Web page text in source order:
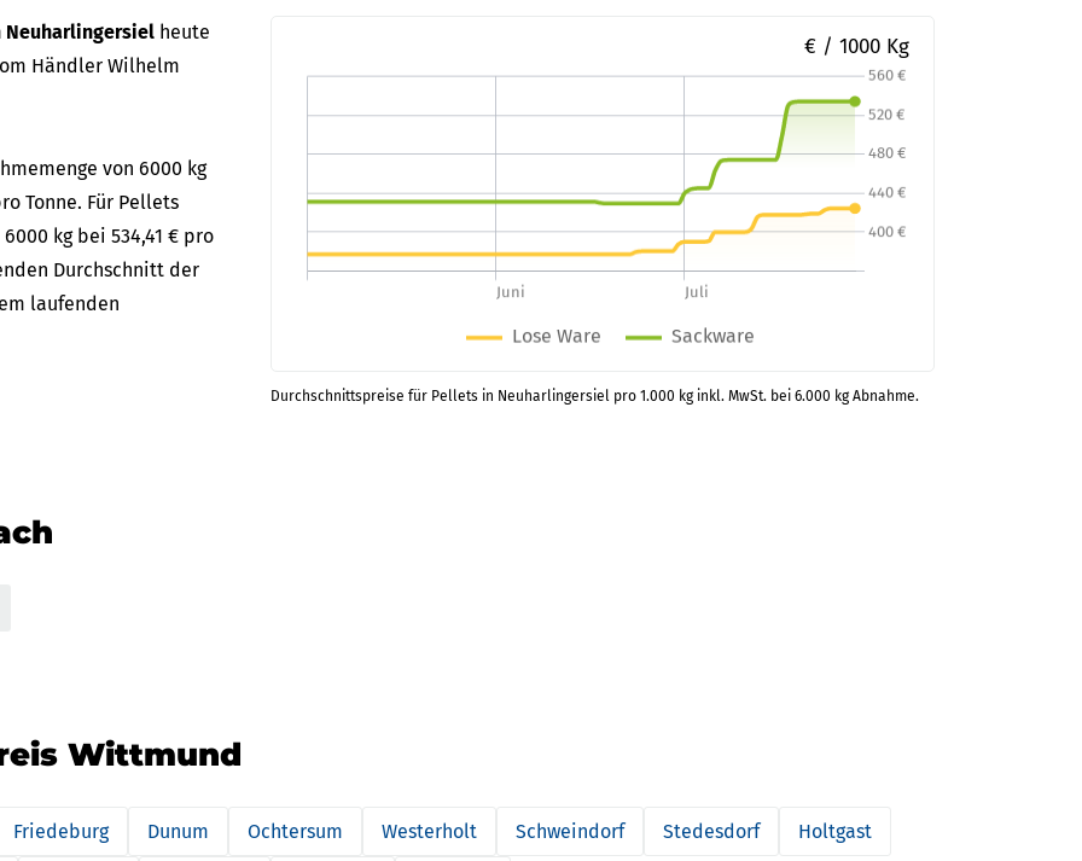
heute
Händler Wilhelm
von 6000 kg
Tonne. Für Pellets
kg bei 534,41 € pro
Durchschnitt der
laufenden
€ / 1000 Kg
Durchschnittspreise für Pellets in Neuharlingersiel pro 1.000 kg inkl. MwSt. bei 6.000 kg Abnahme.
Wittmund
Friedeburg Dunum Ochtersum Westerholt Schweindorf Stedesdorf Holtgast